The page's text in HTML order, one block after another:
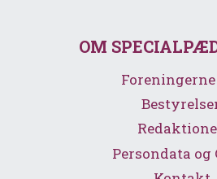
OM
Foreningerne
Persondata og